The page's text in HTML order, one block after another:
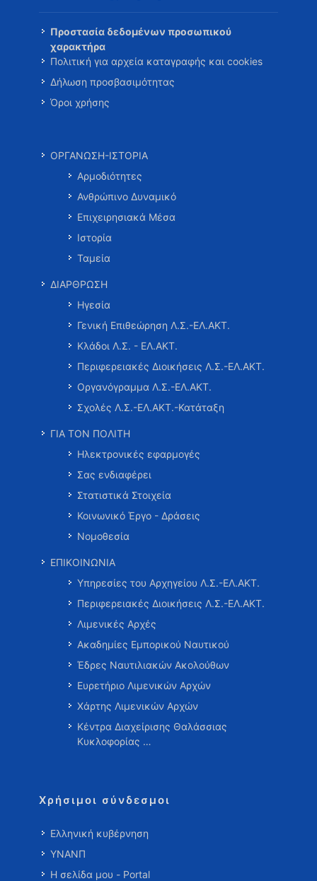
Προστασία δεδομένων προσωπικού
χαρακτήρα
Πολιτική για αρχεία καταγραφής και cookies
Δήλωση προσβασιμότητας
Όροι χρήσης
ΟΡΓΑΝΩΣΗ-ΙΣΤΟΡΙΑ
Αρμοδιότητες
Ανθρώπινο Δυναμικό
Επιχειρησιακά Μέσα
Ιστορία
Ταμεία
ΔΙΑΡΘΡΩΣΗ
Ηγεσία
Γενική Επιθεώρηση Λ.Σ.-ΕΛ.ΑΚΤ.
Κλάδοι Λ.Σ. - ΕΛ.ΑΚΤ.
Περιφερειακές Διοικήσεις Λ.Σ.-ΕΛ.ΑΚΤ.
Οργανόγραμμα Λ.Σ.-ΕΛ.ΑΚΤ.
Σχολές Λ.Σ.-ΕΛ.ΑΚΤ.-Κατάταξη
ΓΙΑ ΤΟΝ ΠΟΛΙΤΗ
Ηλεκτρονικές εφαρμογές
Σας ενδιαφέρει
Στατιστικά Στοιχεία
Κοινωνικό Έργο - Δράσεις
Νομοθεσία
ΕΠΙΚΟΙΝΩΝΙΑ
Υπηρεσίες του Αρχηγείου Λ.Σ.-ΕΛ.ΑΚΤ.
Περιφερειακές Διοικήσεις Λ.Σ.-ΕΛ.ΑΚΤ.
Λιμενικές Αρχές
Ακαδημίες Εμπορικού Ναυτικού
Έδρες Ναυτιλιακών Ακολούθων
Ευρετήριο Λιμενικών Αρχών
Χάρτης Λιμενικών Αρχών
Κέντρα Διαχείρισης Θαλάσσιας
Κυκλοφορίας …
Χρήσιμοι σύνδεσμοι
Ελληνική κυβέρνηση
ΥΝΑΝΠ
Η σελίδα μου - Portal